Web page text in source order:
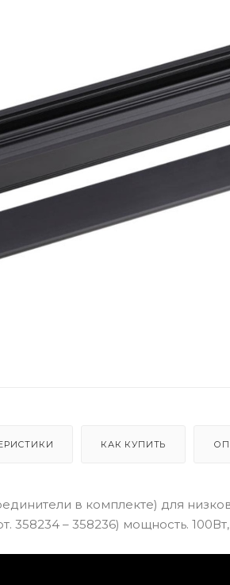
КАК КУПИТЬ
в комплекте) для
– 358236) мощность. 100Вт,